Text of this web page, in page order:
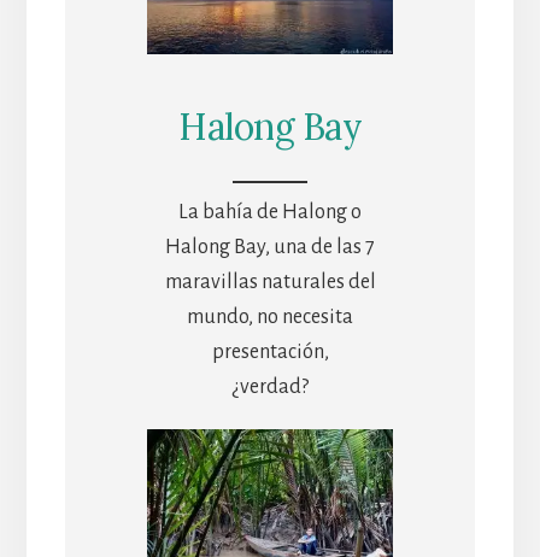
Halong Bay
La bahía de Halong o
Halong Bay, una de las 7
maravillas naturales del
mundo, no necesita
presentación,
¿verdad?